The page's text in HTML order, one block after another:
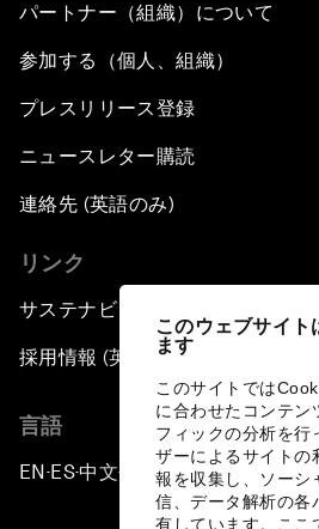
このウェブサイ
ます
このサイトでは
に合わせたコンテン
フィックの分析を行
ザーによるサイトの
報を収集し、ソーシ
信、データ解析の各
有しています。ここ
パートナー（組織）について
参加する（個人、組織）
プレスリリース登録
ニュースレター購読
連絡先 (英語のみ)
リンク
サステナビリティへの取り組み
採用情報 (英語のみ)
言語
EN ▪ ES▪中文▪ 日本語